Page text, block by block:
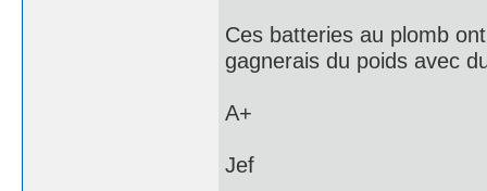
Ces batteries au plomb
gagnerais du poids avec
A+
Jef